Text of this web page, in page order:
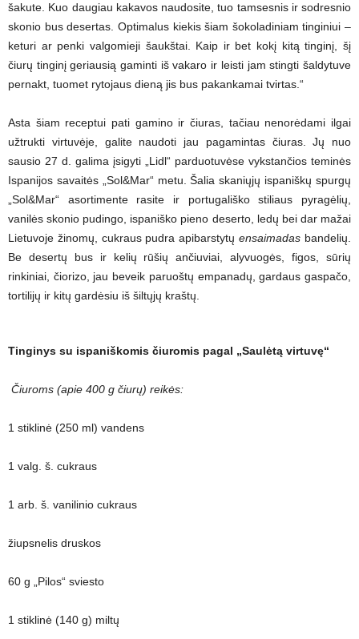
šakute. Kuo daugiau kakavos naudosite, tuo tamsesnis ir sodresnio
skonio bus desertas. Optimalus kiekis šiam šokoladiniam tinginiui –
keturi ar penki valgomieji šaukštai. Kaip ir bet kokį kitą tinginį, šį
čiurų tinginį geriausią gaminti iš vakaro ir leisti jam stingti šaldytuve
pernakt, tuomet rytojaus dieną jis bus pakankamai tvirtas.“
Asta šiam receptui pati gamino ir čiuras, tačiau nenorėdami ilgai
užtrukti virtuvėje, galite naudoti jau pagamintas čiuras. Jų nuo
sausio 27 d. galima įsigyti „Lidl“ parduotuvėse vykstančios teminės
Ispanijos savaitės „Sol&Mar“ metu. Šalia skaniųjų ispaniškų spurgų
„Sol&Mar“ asortimente rasite ir portugališko stiliaus pyragėlių,
vanilės skonio pudingo, ispaniško pieno deserto, ledų bei dar mažai
Lietuvoje žinomų, cukraus pudra apibarstytųensaimadas bandelių.
Be desertų bus ir kelių rūšių ančiuviai, alyvuogės, figos, sūrių
rinkiniai, čiorizo, jau beveik paruoštų empanadų, gardaus gaspačo,
tortilijų ir kitų gardėsiu iš šiltųjų kraštų.
Tinginys su ispaniškomis čiuromis pagal „Saulėtą virtuvę“
Čiuroms (apie 400 g čiurų) reikės:
1 stiklinė (250 ml) vandens
1 valg. š. cukraus
1 arb. š. vanilinio cukraus
žiupsnelis druskos
60 g „Pilos“ sviesto
1 stiklinė (140 g) miltų